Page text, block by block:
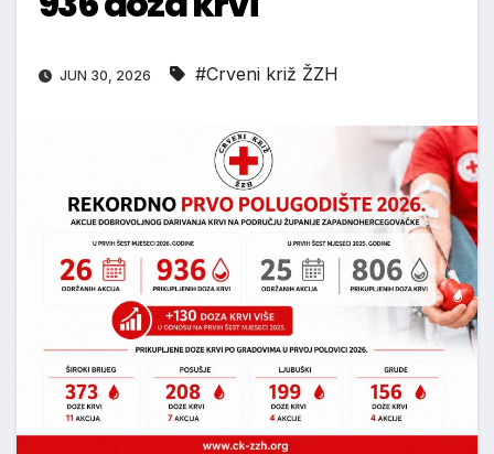
JUN 30, 2026 #Crveni križ ŽZH